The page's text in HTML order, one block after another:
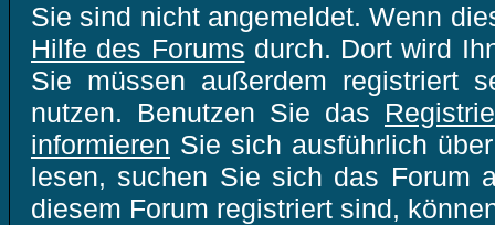
Sie sind nicht angemeldet. Wenn
Hilfe des Forums durch. Dort wird
Sie müssen außerdem registriert
nutzen. Benutzen Sie das
informieren Sie sich ausführlich
lesen, suchen Sie sich das Forum
diesem Forum registriert sind,